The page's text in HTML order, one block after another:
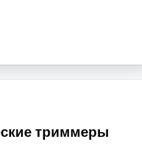
триммеры